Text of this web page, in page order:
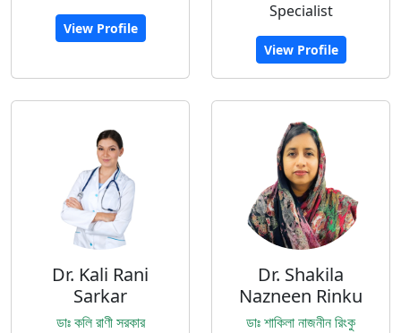
View Profile
Specialist
View Profile
Dr. Kali Rani
Sarkar
ডাঃ কলি রাণী সরকার
Dr. Shakila
Nazneen Rinku
ডাঃ শাকিলা নাজনীন রিংকু